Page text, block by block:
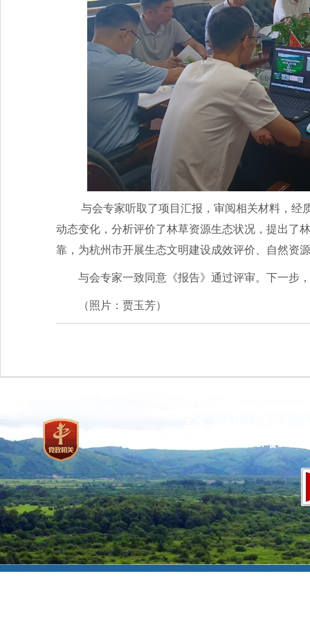
与会专家听取了项目汇报，审阅相关材料，经
动态变化，分析评价了林草资源生态状况，提出了
靠，为杭州市开展生态文明建设成效评价、自然资
与会专家一致同意《报告》通过评审。下一步
（照片：贾玉芳）
京ICP备